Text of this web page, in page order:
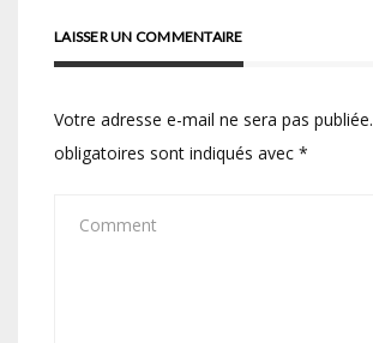
LAISSER UN COMMENTAIRE
Votre adresse e-mail ne sera pas publiée.
obligatoires sont indiqués avec *